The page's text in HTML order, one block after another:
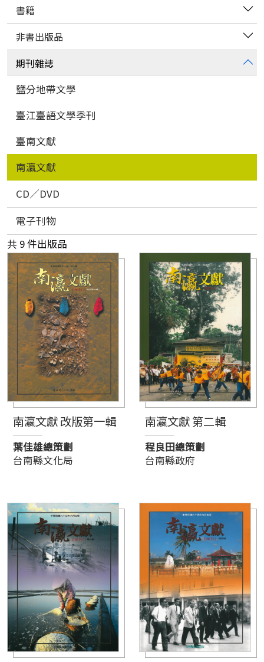
書籍
非書出版品
期刊雜誌
鹽分地帶文學
臺江臺語文學季刊
臺南文獻
南瀛文獻
CD／DVD
電子刊物
共 9 件出版品
南瀛文獻 改版第一輯
葉佳雄總策劃
台南縣文化局
南瀛文獻 第二輯
程良田總策劃
台南縣政府